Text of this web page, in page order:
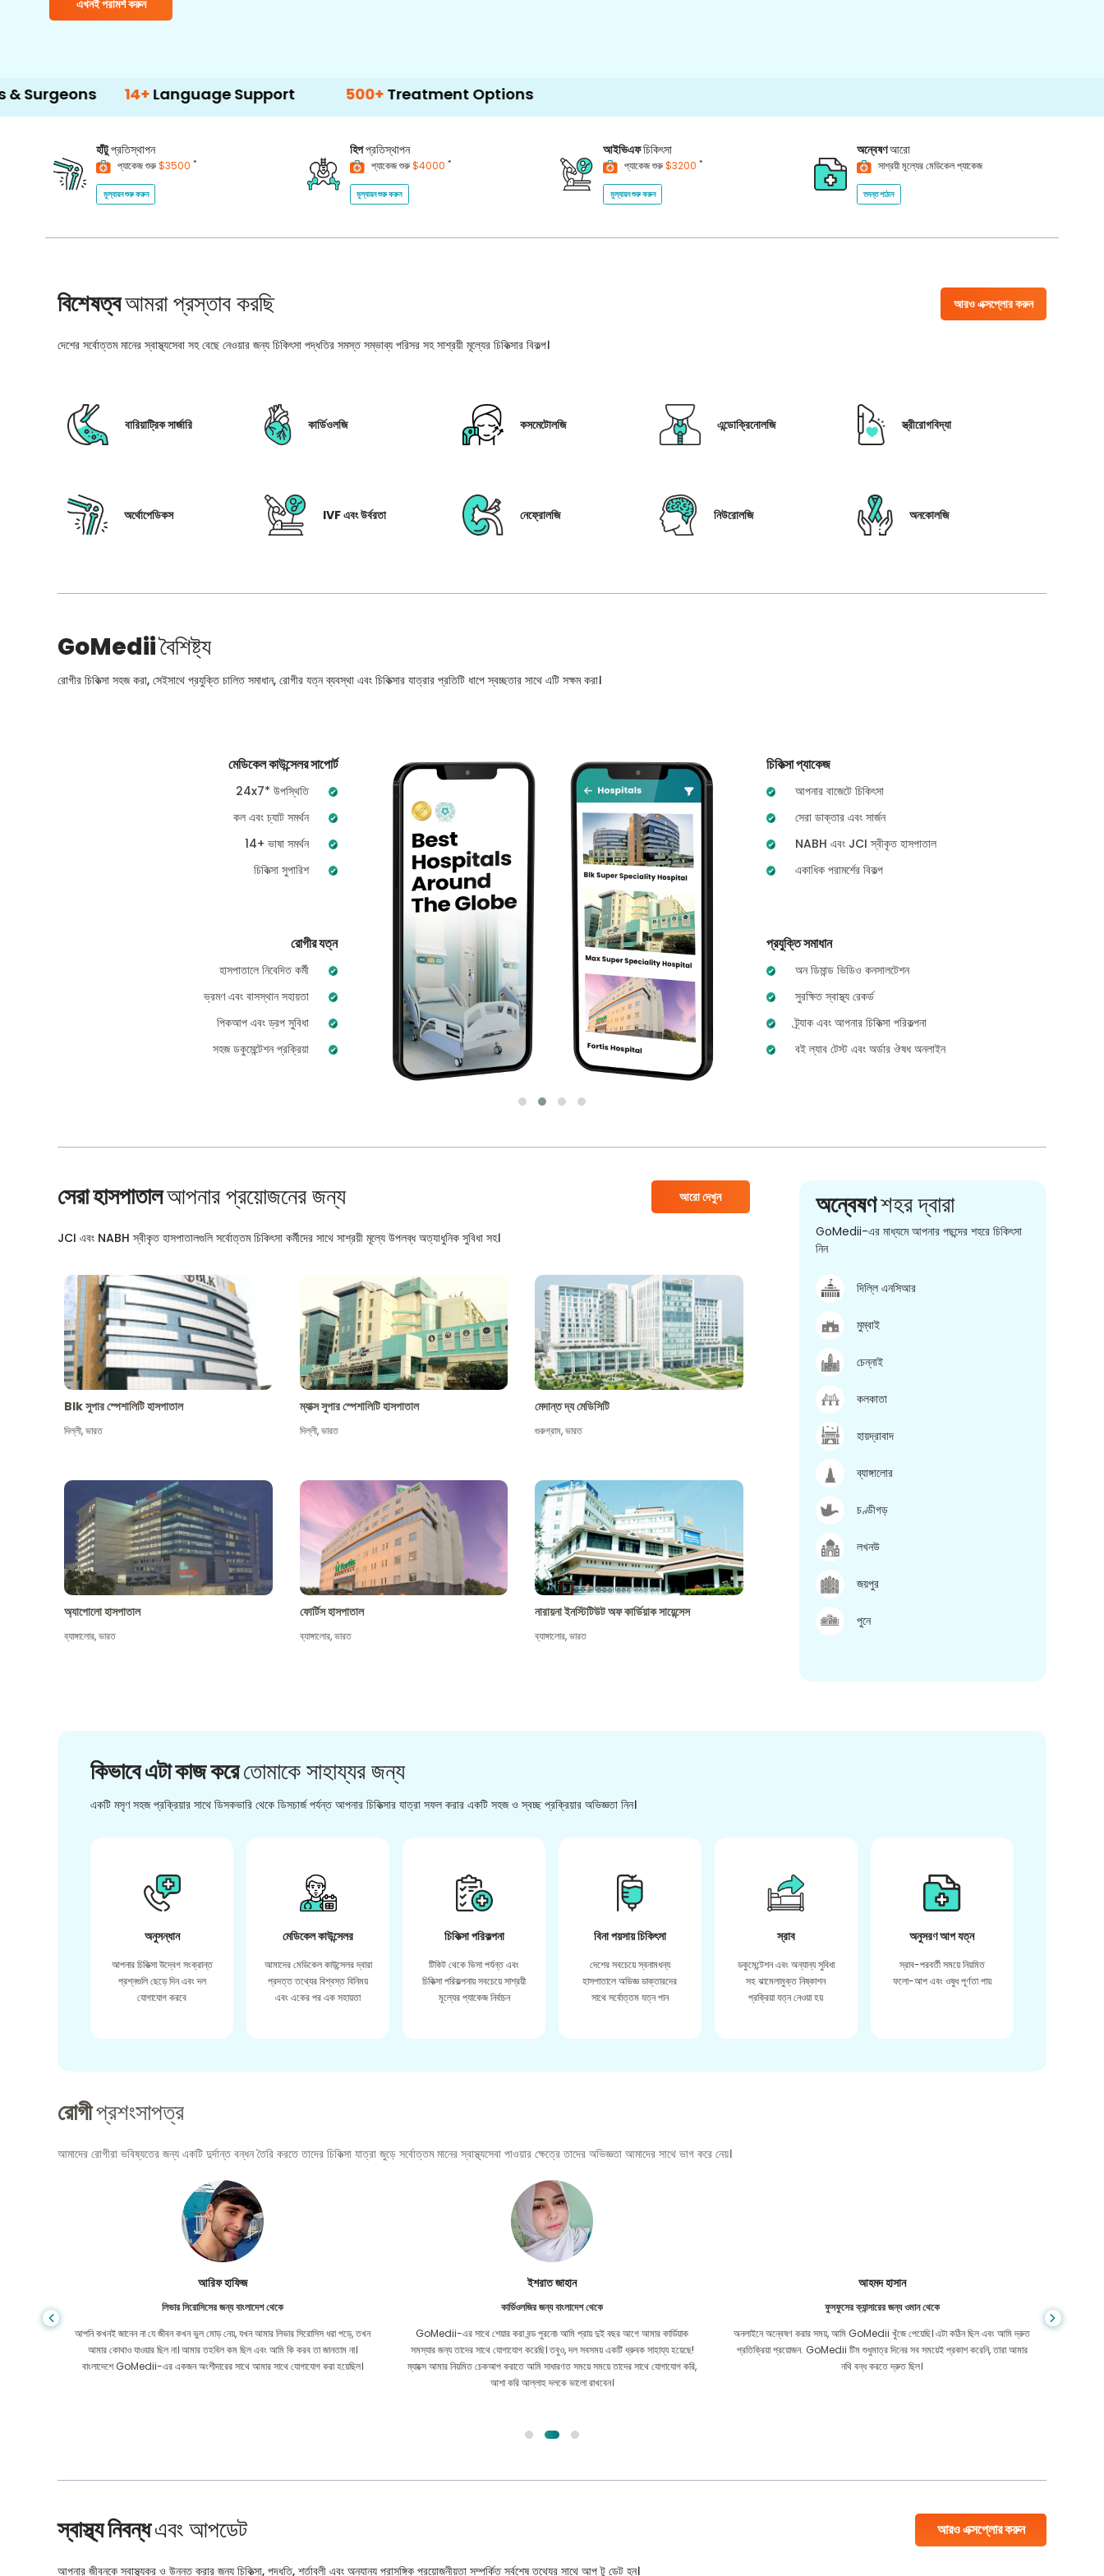
এখনই পরামর্শ করুন
14+Language Support 500+ Treatment Options
হাঁটুপ্রতিস্থাপন
প্যাকেজ শুরু$3500 *
মূল্যায়ন শুরু করুন
হিপপ্রতিস্থাপন
প্যাকেজ শুরু$4000 *
মূল্যায়ন শুরু করুন
আইভিএফচিকিৎসা
প্যাকেজ শুরু$3200 *
মূল্যায়ন শুরু করুন
অন্বেষণআরো
সাশ্রয়ী মূল্যের মেডিকেল প্যাকেজ
তদন্ত পাঠান
বিশেষত্বআমরা প্রস্তাব করছি আরও এক্সপ্লোর করুন
দেশের সর্বোত্তম মানের স্বাস্থ্যসেবা সহ বেছে নেওয়ার জন্য চিকিৎসা পদ্ধতির সমস্ত সম্ভাব্য পরিসর সহ সাশ্রয়ী মূল্যের চিকিত্সার বিকল্প।
বারিয়াট্রিক সার্জারি কার্ডিওলজি কসমেটোলজি এন্ডোক্রিনোলজি স্ত্রীরোগবিদ্যা
অর্থোপেডিকস IVF এবং উর্বরতা নেফ্রোলজি নিউরোলজি অনকোলজি
GoMediiবৈশিষ্ট্য
রোগীর চিকিত্সা সহজ করা, সেইসাথে প্রযুক্তি চালিত সমাধান, রোগীর যত্ন ব্যবস্থা এবং চিকিত্সার যাত্রার প্রতিটি ধাপে স্বচ্ছতার সাথে এটি সক্ষম করা।
মেডিকেল কাউন্সেলর সাপোর্ট
24x7* উপস্থিতি
কল এবং চ্যাট সমর্থন
14+ ভাষা সমর্থন
চিকিত্সা সুপারিশ
রোগীর যত্ন
হাসপাতালে নিবেদিত কর্মী
ভ্রমণ এবং বাসস্থান সহায়তা
পিকআপ এবং ড্রপ সুবিধা
সহজ ডকুমেন্টেশন প্রক্রিয়া
চিকিত্সা প্যাকেজ
আপনার বাজেটে চিকিৎসা
সেরা ডাক্তার এবং সার্জন
NABH এবং JCI স্বীকৃত হাসপাতাল
একাধিক পরামর্শের বিকল্প
প্রযুক্তি সমাধান
অন ডিমান্ড ভিডিও কনসালটেশন
সুরক্ষিত স্বাস্থ্য রেকর্ড
ট্র্যাক এবং আপনার চিকিত্সা পরিকল্পনা
বই ল্যাব টেস্ট এবং অর্ডার ঔষধ অনলাইন
সেরা হাসপাতালআপনার প্রয়োজনের জন্য আরো দেখুন
JCI এবং NABH স্বীকৃত হাসপাতালগুলি সর্বোত্তম চিকিৎসা কর্মীদের সাথে সাশ্রয়ী মূল্যে উপলব্ধ অত্যাধুনিক সুবিধা সহ।
Blk সুপার স্পেশালিটি হাসপাতাল
দিল্লী,ভারত
ম্যাক্স সুপার স্পেশালিটি হাসপাতাল
দিল্লী,ভারত
মেদান্ত দ্য মেডিসিটি
গুরুগ্রাম,ভারত
অ্যাপোলো হাসপাতাল
ব্যাঙ্গালোর,ভারত
ফোর্টিস হাসপাতাল
ব্যাঙ্গালোর,ভারত
নারায়না ইনস্টিটিউট অফ কার্ডিয়াক সায়েন্সেস
ব্যাঙ্গালোর,ভারত
অন্বেষণশহর দ্বারা
GoMedii-এর মাধ্যমে আপনার পছন্দের শহরে চিকিৎসা
নিন
দিল্লি এনসিআর
মুম্বাই
চেন্নাই
কলকাতা
হায়দ্রাবাদ
ব্যাঙ্গালোর
চণ্ডীগড়
লখনউ
জয়পুর
পুনে
কিভাবে এটা কাজ করেতোমাকে সাহায্যর জন্য
একটি মসৃণ সহজ প্রক্রিয়ার সাথে ডিসকভারি থেকে ডিসচার্জ পর্যন্ত আপনার চিকিত্সার যাত্রা সফল করার একটি সহজ ও স্বচ্ছ প্রক্রিয়ার অভিজ্ঞতা নিন।
অনুসন্ধান
আপনার চিকিত্সা উদ্বেগ সংক্রান্ত
প্রশ্নগুলি ছেড়ে দিন এবং দল
যোগাযোগ করবে
মেডিকেল কাউন্সেলর
আমাদের মেডিকেল কাউন্সেলর দ্বারা
প্রদত্ত তথ্যের বিশ্বস্ত বিনিময়
এবং একের পর এক সহায়তা
চিকিত্সা পরিকল্পনা
টিকিট থেকে ভিসা পর্যন্ত এবং
চিকিত্সা পরিকল্পনায় সবচেয়ে সাশ্রয়ী
মূল্যের প্যাকেজ নির্বাচন
বিনা পয়সায় চিকিৎসা
দেশের সবচেয়ে স্বনামধন্য
হাসপাতালে অভিজ্ঞ ডাক্তারদের
সাথে সর্বোত্তম যত্ন পান
স্রাব
ডকুমেন্টেশন এবং অন্যান্য সুবিধা
সহ ঝামেলামুক্ত নিষ্কাশন
প্রক্রিয়া যত্ন নেওয়া হয়
অনুসরণ আপ যত্ন
স্রাব-পরবর্তী সময়ে নিয়মিত
ফলো-আপ এবং ওষুধ পূর্ণতা পায়
রোগীপ্রশংসাপত্র
আমাদের রোগীরা ভবিষ্যতের জন্য একটি দুর্দান্ত বন্ধন তৈরি করতে তাদের চিকিত্সা যাত্রা জুড়ে সর্বোত্তম মানের স্বাস্থ্যসেবা পাওয়ার ক্ষেত্রে তাদের অভিজ্ঞতা আমাদের সাথে ভাগ করে নেয়।
আরিফ হাফিজ
লিভার সিরোসিসের জন্য বাংলাদেশ থেকে
আপনি কখনই জানেন না যে জীবন কখন ভুল মোড় নেয়, যখন আমার লিভার সিরোসিস ধরা পড়ে, তখন
আমার কোথাও যাওয়ার ছিল না। আমার তহবিল কম ছিল এবং আমি কি করব তা জানতাম না।
বাংলাদেশে GoMedii-এর একজন অংশীদারের সাথে আমার সাথে যোগাযোগ করা হয়েছিল।
ইশরাত জাহান
কার্ডিওলজির জন্য বাংলাদেশ থেকে
GoMedii-এর সাথে শেয়ার করা বন্ড পুরনো৷ আমি প্রায় দুই বছর আগে আমার কার্ডিয়াক
সমস্যার জন্য তাদের সাথে যোগাযোগ করেছি। তবুও, দল সবসময় একটি ধ্রুবক সাহায্য হয়েছে!
ম্যাক্সে আমার নিয়মিত চেকআপ করাতে আমি সাধারণত সময়ে সময়ে তাদের সাথে যোগাযোগ করি,
আশা করি আল্লাহ দলকে ভালো রাখবেন।
আহমদ হাসান
ফুসফুসের ক্যান্সারের জন্য ওমান থেকে
অনলাইনে অন্বেষণ করার সময়, আমি GoMedii খুঁজে পেয়েছি। এটা কঠিন ছিল এবং আমি দ্রুত
প্রতিক্রিয়া প্রয়োজন. GoMedii টিম শুধুমাত্র দিনের সব সময়েই প্রকাশ করেনি, তারা আমার
নথি বন্ধ করতে দ্রুত ছিল।
স্বাস্থ্য নিবন্ধএবং আপডেট আরও এক্সপ্লোর করুন
আপনার জীবনকে স্বাস্থ্যকর ও উন্নত করার জন্য চিকিত্সা, পদ্ধতি, শর্তাবলী এবং অন্যান্য প্রাসঙ্গিক প্রয়োজনীয়তা সম্পর্কিত সর্বশেষ তথ্যের সাথে আপ টু ডেট হন।